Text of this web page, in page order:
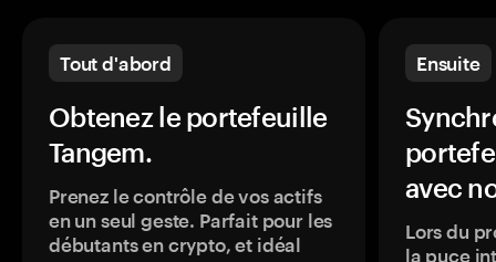
Tout d'abord
Obtenez le portefeuille
Tangem.
Prenez le contrôle de vos actifs
en un seul geste. Parfait pour les
débutants en crypto, et idéal
Ensuite
avec
Lors du
la puce